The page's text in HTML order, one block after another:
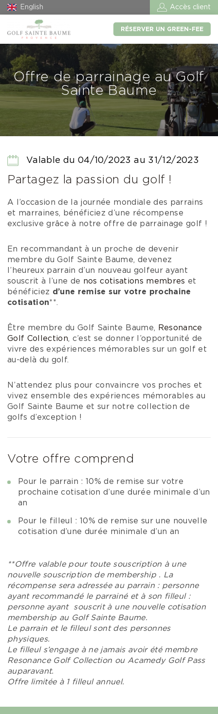
English Accès client
RÉSERVER UN GREEN-FEE
Offre de parrainage au Golf
Sainte Baume
Valable du 04/10/2023 au 31/12/2023
Partagez la passion du golf !
A l’occasion de la journée mondiale des parrains
et marraines, bénéficiez d’une récompense
exclusive grâce à notre offre de parrainage golf !
En recommandant à un proche de devenir
membre du Golf Sainte Baume, devenez
l’heureux parrain d’un nouveau golfeur ayant
souscrit à l’une de nos cotisations membres et
bénéficiez d’une remise sur votre prochaine
cotisation**.
Être membre du Golf Sainte Baume,
Resonance
Golf Collection, c’est se donner l’opportunité de
vivre des expériences mémorables sur un golf et
au-delà du golf.
N’attendez plus pour convaincre vos proches et
vivez ensemble des expériences mémorables au
Golf Sainte Baume et sur notre collection de
golfs d’exception !
Votre offre comprend
Pour le parrain : 10% de remise sur votre
prochaine cotisation d’une durée minimale d’un
an
Pour le filleul : 10% de remise sur une nouvelle
cotisation d’une durée minimale d’un an
**Offre valable pour toute souscription à une
nouvelle souscription de membership . La
récompense sera adressée au parrain : personne
ayant recommandé le parrainé et à son filleul :
personne ayant souscrit à une nouvelle cotisation
membership au Golf Sainte Baume.
Le parrain et le filleul sont des personnes
physiques.
Le filleul s’engage à ne jamais avoir été membre
Resonance Golf Collection ou Acamedy Golf Pass
auparavant.
Offre limitée à 1 filleul annuel.